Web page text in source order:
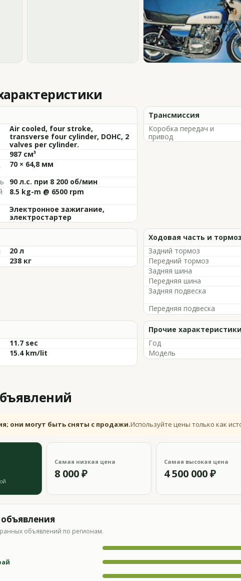
Air cooled, four stroke,
transverse four cylinder, DOHC, 2
valves per cylinder.
987 см³
70 × 64,8 мм
90 л.с. при 8 200 об/мин
8.5 kg-m @ 6500 rpm
Электронное зажигание,
электростартер
Трансмиссия
Коробка передач и
привод
20 л
238 кг
Ходовая часть и
Задний тормоз
Передний тормоз
Задняя шина
Передняя шина
Задняя подвеска
Передняя подвеска
11.7 sec
15.4 km/lit
Прочие характеристики
Год
Модель
они могут быть сняты с продажи.Используйте цены только как
Самая низкая цена
8 000 ₽
Самая высокая цена
4 500 000 ₽
объявлений по регионам.